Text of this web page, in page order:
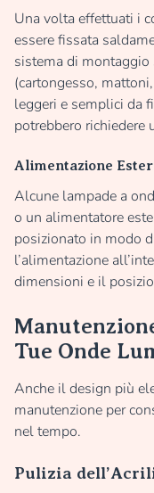
Una volta effettuati i
essere fissata
sistema di
(cartongesso,
leggeri e semplici da
potrebbero
Alimentazione
Alcune lampade a
o un alimentatore
posizionato in modo
l’alimentazione
dimensioni e il
Tue Onde
Anche il design più
manutenzione per
nel tempo.
Pulizia